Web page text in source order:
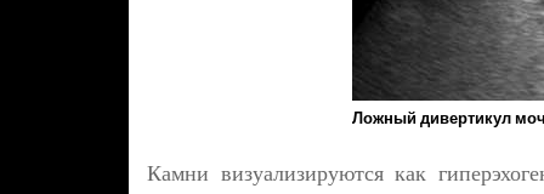
Ложный дивертикул
Камни визуализируются как